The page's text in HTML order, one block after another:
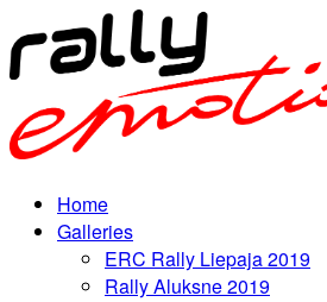
Home
Galleries
ERC Rally Liepaja 2019
Rally Aluksne 2019